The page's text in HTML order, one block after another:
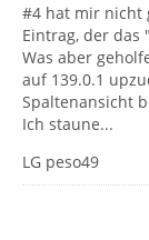
#4 hat mir nicht
Eintrag, der das
Was aber
auf 139.0.1
Spaltenansicht
Ich staune...
LG peso49